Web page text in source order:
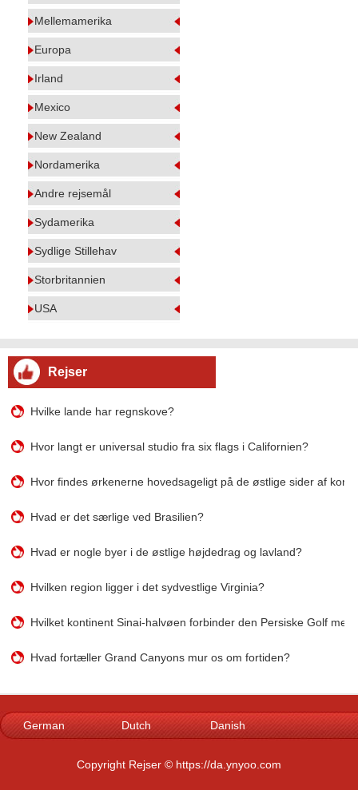
Mellemamerika
Europa
Irland
Mexico
New Zealand
Nordamerika
Andre rejsemål
Sydamerika
Sydlige Stillehav
Storbritannien
USA
Rejser
Hvilke lande har regnskove?
Hvor langt er universal studio fra six flags i Californien?
Hvor findes ørkenerne hovedsageligt på de østlige sider af
Hvad er det særlige ved Brasilien?
Hvad er nogle byer i de østlige højdedrag og lavland?
Hvilken region ligger i det sydvestlige Virginia?
Hvilket kontinent Sinai-halvøen forbinder den Persiske Golf med
Hvad fortæller Grand Canyons mur os om fortiden?
German Dutch Danish
Copyright Rejser © https://da.ynyoo.com